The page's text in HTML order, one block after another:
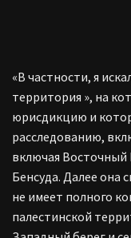
«В частности, я
территория », на
юрисдикцию и
расследованию,
включая Восточный
Бенсуда. Далее она
не имеет полного
палестинской